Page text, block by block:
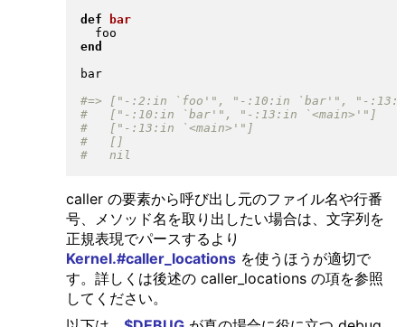
def
bar
end
bar
caller の要素から呼び出し元のファイル名や行番
号、メソッド名を取り出したい場合は、文字列を
正規表現でパースするより
Kernel.#caller_locationsを使うほうが適切で
す。詳しくは後述の caller_locations の項を参照
してください。